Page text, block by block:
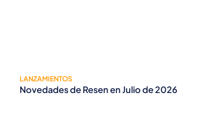
LANZAMIENTOS
Novedades de Resen en Julio de 2026